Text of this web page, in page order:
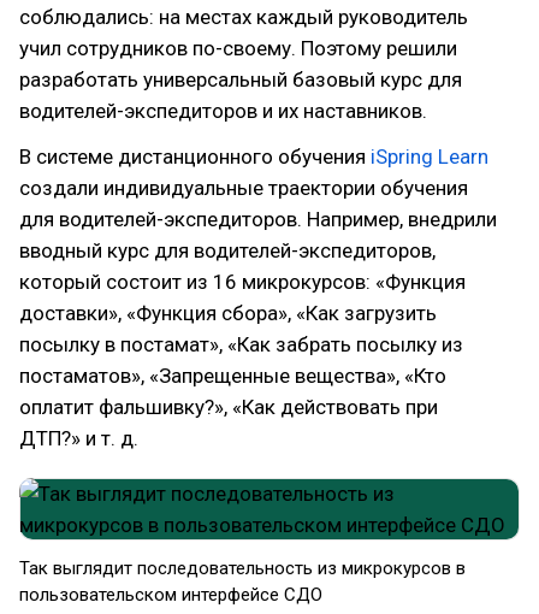
соблюдались: на местах каждый руководитель
учил сотрудников по-своему. Поэтому решили
разработать универсальный базовый курс для
водителей-экспедиторов и их наставников.
В системе дистанционного обучения iSpring Learn
создали индивидуальные траектории обучения
для водителей-экспедиторов. Например, внедрили
вводный курс для водителей-экспедиторов,
который состоит из 16 микрокурсов: «Функция
доставки», «Функция сбора», «Как загрузить
посылку в постамат», «Как забрать посылку из
постаматов», «Запрещенные вещества», «Кто
оплатит фальшивку?», «Как действовать при
ДТП?» и т. д.
Так выглядит последовательность из микрокурсов в
пользовательском интерфейсе СДО